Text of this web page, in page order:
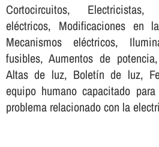
Cortocircuitos, Electricistas,
eléctricos, Modificaciones en
Mecanismos eléctricos,
fusibles, Aumentos de
Altas de luz, Boletí­n de luz,
equipo humano capacitado
problema relacionado con la